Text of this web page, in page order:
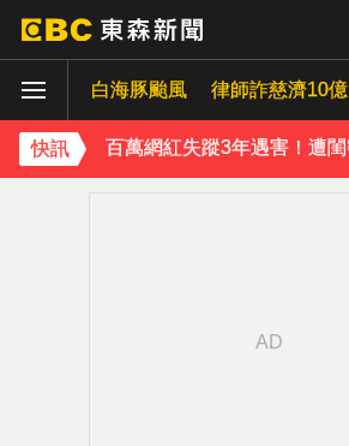
白海豚颱風 律師詐慈濟10億
快訊